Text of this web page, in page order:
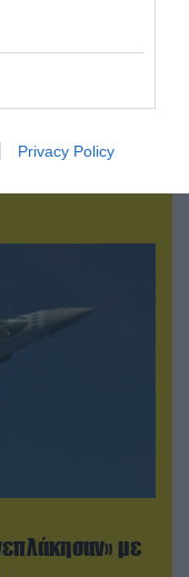
Privacy Policy
σύγκρουσης
με